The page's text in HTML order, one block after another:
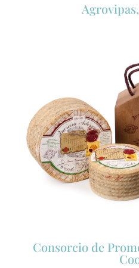
Consorcio de